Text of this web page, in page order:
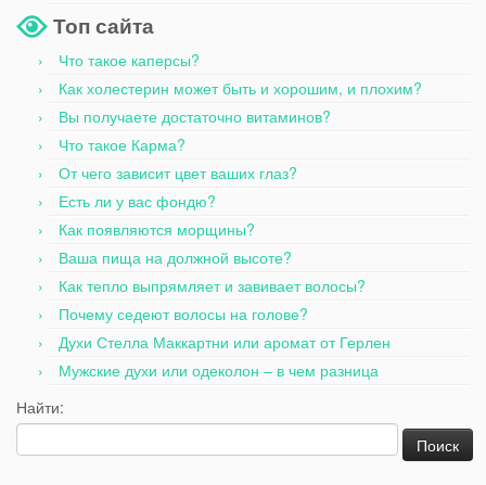
Топ сайта
Что такое каперсы?
Как холестерин может быть и хорошим, и плохим?
Вы получаете достаточно витаминов?
Что такое Карма?
От чего зависит цвет ваших глаз?
Есть ли у вас фондю?
Как появляются морщины?
Ваша пища на должной высоте?
Как тепло выпрямляет и завивает волосы?
Почему седеют волосы на голове?
Духи Стелла Маккартни или аромат от Герлен
Мужские духи или одеколон – в чем разница
Найти: